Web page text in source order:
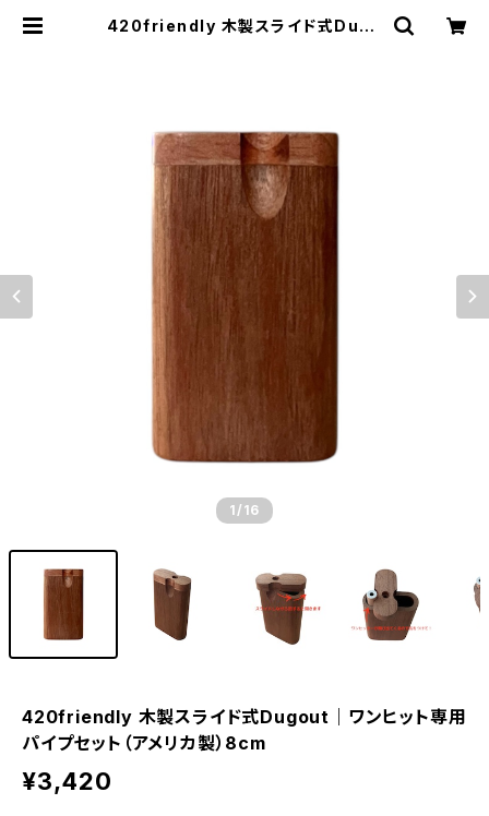
420friendly 木製スライド式Dugo
1 /16
420friendly 木製スライド式Dugout｜ワンヒット専用
パイプセット（アメリカ製）8cm
¥3,420